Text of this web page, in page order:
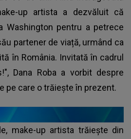
up artista a dezvăluit că
Washington pentru a petrece
partener de viață, urmând ca
în România. Invitată în cadrul
Dana Roba a vorbit despre
pe care o trăiește în prezent.
make-up artista trăiește din